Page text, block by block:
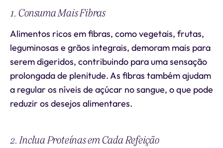
1. Consuma Mais Fibras
Alimentos ricos em fibras, como vegetais, frutas,
leguminosas e grãos integrais, demoram mais para
serem digeridos, contribuindo para uma sensação
prolongada de plenitude. As fibras também ajudam
a regular os níveis de açúcar no sangue, o que pode
reduzir os desejos alimentares.
2. Inclua Proteínas em Cada Refeição